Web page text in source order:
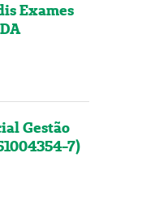
Exames
Gestão
7)